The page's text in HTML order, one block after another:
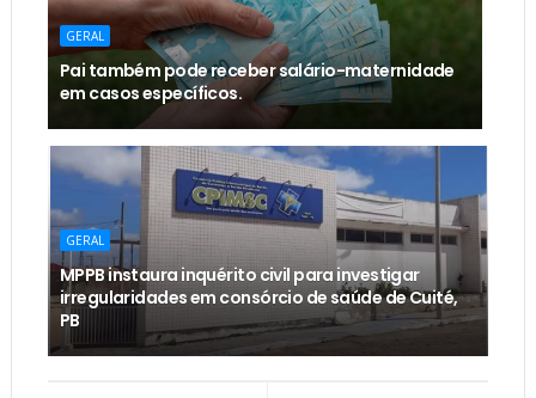
GERAL
Pai também pode receber salário-maternidade
em casos específicos.
GERAL
MPPB instaura inquérito civil para investigar
irregularidades em consórcio de saúde de Cuité,
PB